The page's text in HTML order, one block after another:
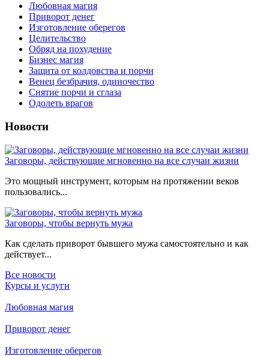
Любовная магия
Приворот денег
Изготовление оберегов
Целительство
Обряд на похудение
Бизнес магия
Защита от колдовства и порчи
Венец безбрачия, одиночество
Снятие порчи и сглаза
Одолеть врагов
Новости
Заговоры, действующие мгновенно на все случаи жизни
Это мощный инструмент, которым на протяжении веков
пользовались...
Заговоры, чтобы вернуть мужа
Как сделать приворот бывшего мужа самостоятельно и как
действует...
Все новости
Курсы и услуги
Любовная магия
Приворот денег
Изготовление оберегов